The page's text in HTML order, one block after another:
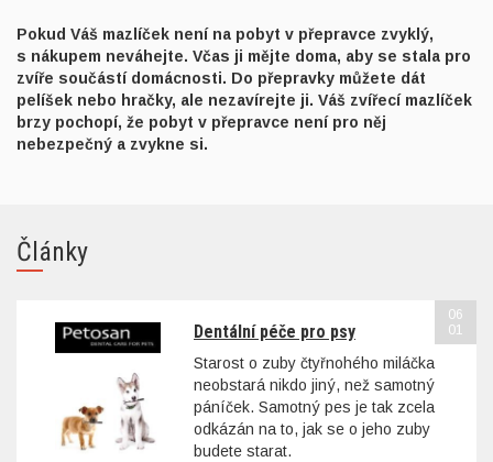
Pokud Váš mazlíček není na pobyt v přepravce zvyklý,
s nákupem neváhejte. Včas ji mějte doma, aby se stala pro
zvíře součástí domácnosti. Do přepravky můžete dát
pelíšek nebo hračky, ale nezavírejte ji. Váš zvířecí mazlíček
brzy pochopí, že pobyt v přepravce není pro něj
nebezpečný a zvykne si.
Články
Dentální péče pro psy
Starost o zuby čtyřnohého miláčka
neobstará nikdo jiný, než samotný
páníček. Samotný pes je tak zcela
odkázán na to, jak se o jeho zuby
budete starat.
06
01